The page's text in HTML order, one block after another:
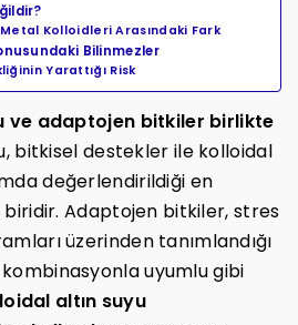
Kolloidleri Arasındaki Fark
Bilinmezler
Yarattığı Risk
ve adaptojen bitkiler birlikte
bitkisel destekler ile kolloidal
değerlendirildiği en
biridir. Adaptojen bitkiler, stres
üzerinden tanımlandığı
uyumlu gibi
altın suyu